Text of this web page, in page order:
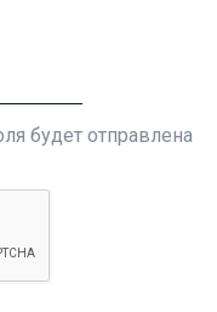
будет отправлена